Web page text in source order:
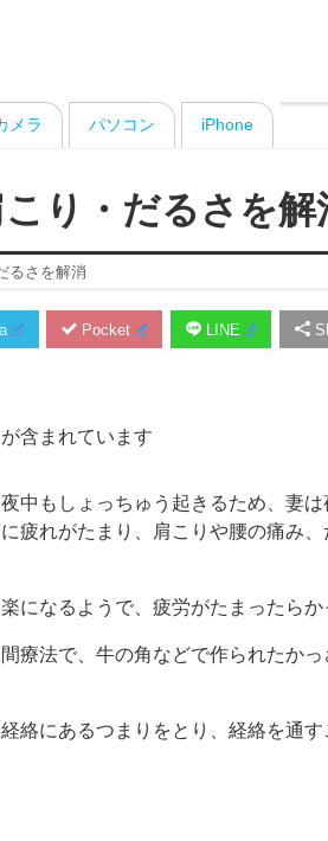
メラ パソコン iPhone
り・だるさを解
るさを解消
Pocket LINE
含まれています
中もしょっちゅう起きるため、妻
疲れがたまり、肩こりや腰の痛み
になるようで、疲労がたまったらか
療法で、牛の角などで作られたか
絡にあるつまりをとり、経絡を通